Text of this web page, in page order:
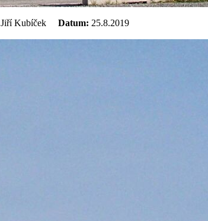
Jiří Kubíček Datum: 25.8.2019